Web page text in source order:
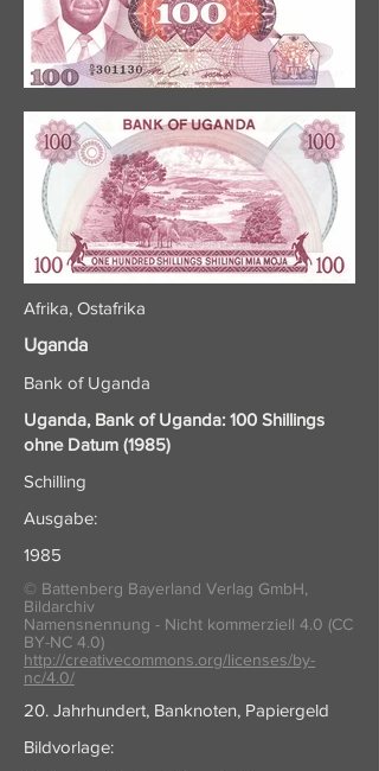
Afrika, Ostafrika
Uganda
Bank of Uganda
Uganda, Bank of Uganda: 100 Shillings
ohne Datum (1985)
Schilling
Ausgabe:
1985
© Battenberg Bayerland Verlag GmbH,
Bildarchiv
Namensnennung - Nicht kommerziell 4.0 (CC
BY-NC 4.0)
http://creativecommons.org/licenses/by-
nc/4.0/
20. Jahrhundert, Banknoten, Papiergeld
Bildvorlage: